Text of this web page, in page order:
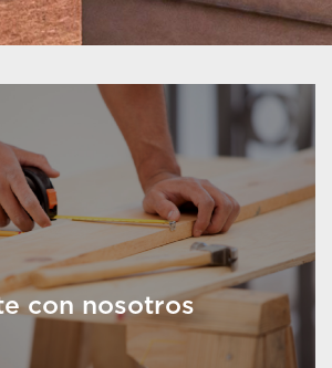
con nosotros